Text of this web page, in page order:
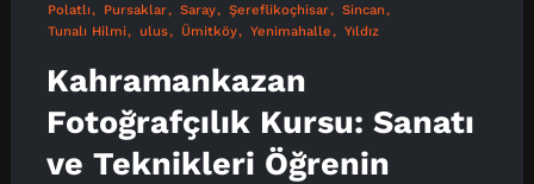
Polatlı
Pursaklar Saray Şereflikoçhisar
Sincan
Tunalı Hilmi
ulus Ümitköy Yenimahalle Yıldız
Kahramankazan
Fotoğrafçılık Kursu: Sanatı
ve Teknikleri Öğrenin